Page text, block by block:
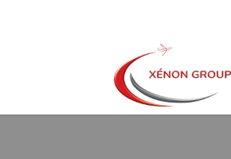
REQUEST FOR QUOTATION